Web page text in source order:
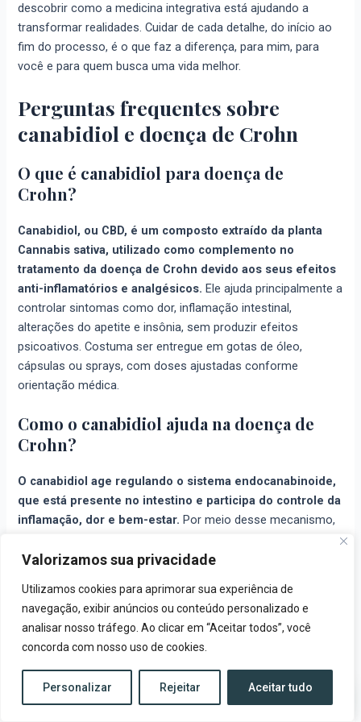
Valorizamos sua privacidade
Utilizamos cookies para aprimorar sua experiência de
navegação, exibir anúncios ou conteúdo personalizado e
analisar nosso tráfego. Ao clicar em “Aceitar todos”, você
concorda com nosso uso de cookies.
Personalizar Rejeitar Aceitar tudo
descobrir como a medicina integrativa está ajudando a
transformar realidades. Cuidar de cada detalhe, do início ao
fim do processo, é o que faz a diferença, para mim, para
você e para quem busca uma vida melhor.
Perguntas frequentes sobre
canabidiol e doença de Crohn
O que é canabidiol para doença de
Crohn?
Canabidiol, ou CBD, é um composto extraído da planta
Cannabis sativa, utilizado como complemento no
tratamento da doença de Crohn devido aos seus efeitos
anti-inflamatórios e analgésicos. Ele ajuda principalmente a
controlar sintomas como dor, inflamação intestinal,
alterações do apetite e insônia, sem produzir efeitos
psicoativos. Costuma ser entregue em gotas de óleo,
cápsulas ou sprays, com doses ajustadas conforme
orientação médica.
Como o canabidiol ajuda na doença de
Crohn?
O canabidiol age regulando o sistema endocanabinoide,
que está presente no intestino e participa do controle da
inflamação, dor e bem-estar. Por meio desse mecanismo,
percepção da dor abdominal, suaviza náuseas e contribui
menos crises e uma vida mais equilibrada, sempre com
acompanhamento profissional.
Quais os efeitos colaterais do canabidiol?
Na maioria dos casos, os efeitos colaterais do canabidiol
Entrar em Contato